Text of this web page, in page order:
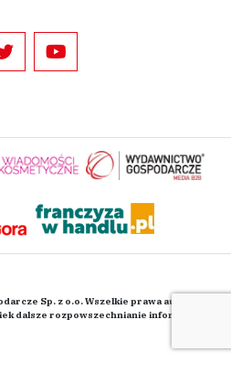
Sp. z o.o. Wszelkie prawa autorskie
dalsze rozpowszechnianie informacji i